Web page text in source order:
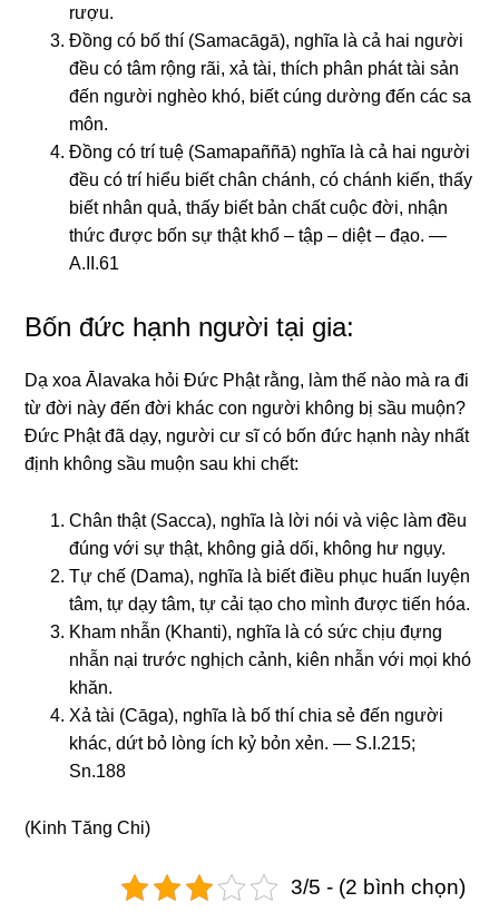
rượu.
Đồng có bố thí (Samacāgā), nghĩa là cả hai người
đều có tâm rộng rãi, xả tài, thích phân phát tài sản
đến người nghèo khó, biết cúng dường đến các sa
môn.
Đồng có trí tuệ (Samapaññā) nghĩa là cả hai người
đều có trí hiểu biết chân chánh, có chánh kiến, thấy
biết nhân quả, thấy biết bản chất cuộc đời, nhận
thức được bốn sự thật khổ – tập – diệt – đạo. —
A.II.61
Bốn đức hạnh người tại gia:
Dạ xoa Ālavaka hỏi Đức Phật rằng, làm thế nào mà ra đi
từ đời này đến đời khác con người không bị sầu muộn?
Đức Phật đã dạy, người cư sĩ có bốn đức hạnh này nhất
định không sầu muộn sau khi chết:
Chân thật (Sacca), nghĩa là lời nói và việc làm đều
đúng với sự thật, không giả dối, không hư ngụy.
Tự chế (Dama), nghĩa là biết điều phục huấn luyện
tâm, tự dạy tâm, tự cải tạo cho mình được tiến hóa.
Kham nhẫn (Khanti), nghĩa là có sức chịu đựng
nhẫn nại trước nghịch cảnh, kiên nhẫn với mọi khó
khăn.
Xả tài (Cāga), nghĩa là bố thí chia sẻ đến người
khác, dứt bỏ lòng ích kỷ bỏn xẻn. — S.I.215;
Sn.188
(Kinh Tăng Chi)
3/5 - (2 bình chọn)